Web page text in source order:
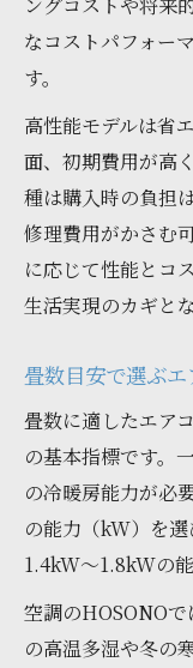
なコストパフォー
す。
高性能モデルは省
面、初期費用が高
種は購入時の負担
修理費用がかさむ
に応じて性能とコ
生活実現のカギとな
畳数目安で選ぶ
畳数に適したエア
の基本指標です。
の冷暖房能力が必
の能力（kW）を
1.4kW～1.8kWの
空調のHOSONO
の高温多湿や冬の